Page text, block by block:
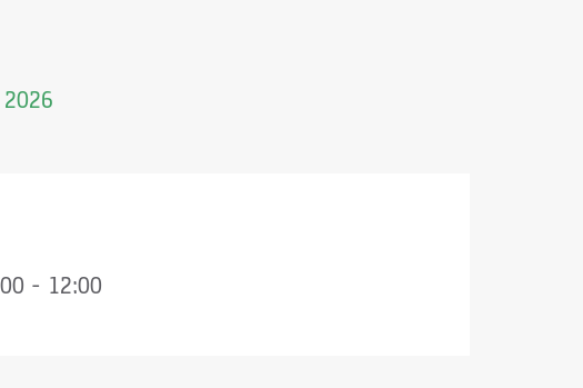
- 12:00